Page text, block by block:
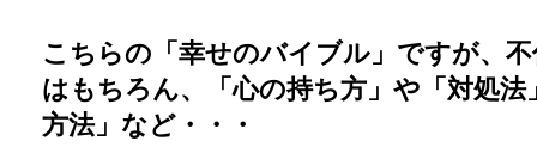
こちらの「幸せのバイブル」ですが、
はもちろん、「心の持ち方」や「対処
方法」など・・・